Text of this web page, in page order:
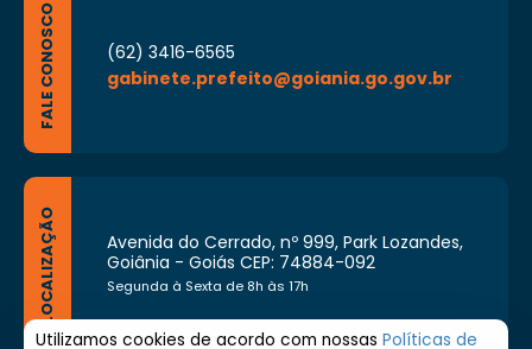
FALE CONOSCO
(62) 3416-6565
gabinete.prefeito@goiania.go.gov.br
LOCALIZAÇÃO
Avenida do Cerrado, nº 999, Park Lozandes,
Goiânia - Goiás CEP: 74884-092
Segunda à Sexta de 8h às 17h
Utilizamos cookies de acordo com nossas Políticas de